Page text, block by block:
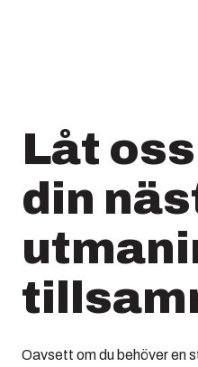
Låt
din
Oavsett om du behöver en